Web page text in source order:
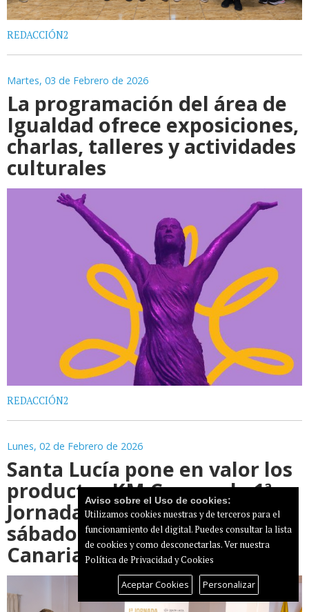
REDACCIÓN2
Martes, 03 de Febrero de 2026
La programación del área de
Igualdad ofrece exposiciones,
charlas, talleres y actividades
culturales
REDACCIÓN2
Lunes, 02 de Febrero de 2026
Santa Lucía pone en valor los
productos KM Cero en la 1ª
Jornadas de la Cuchara este
sábado en la Avenida de
Canarias
Aviso sobre el Uso de cookies:
Utilizamos cookies nuestras y de terceros para el
funcionamiento del digital. Puedes consultar la lista
de cookies y como desconectarlas.Ver nuestra
Política de Privacidad y Cookies
Aceptar Cookies Personalizar